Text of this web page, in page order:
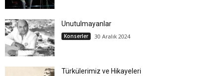
Unutulmayanlar
Konserler 30 Aralık 2024
Türkülerimiz ve Hikayeleri